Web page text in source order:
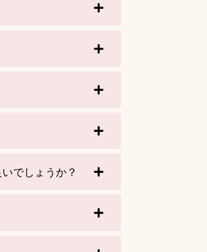
でしょうか？